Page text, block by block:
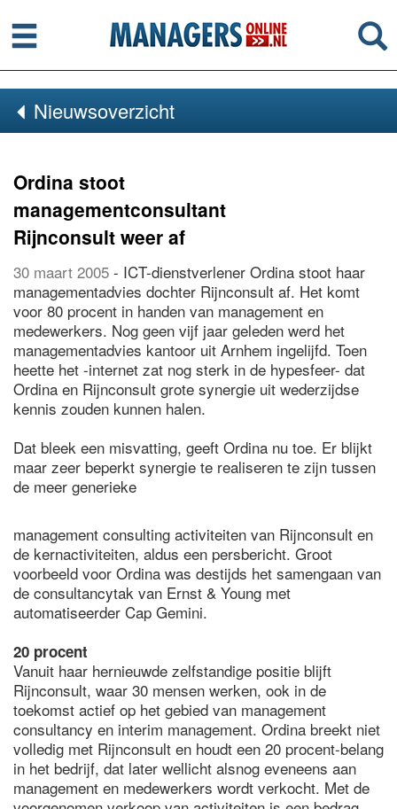
Menu
Nieuwsoverzicht
Ordina stoot
managementconsultant
Rijnconsult weer af
30 maart 2005 - ICT-dienstverlener Ordina stoot haar
managementadvies dochter Rijnconsult af. Het komt
voor 80 procent in handen van management en
medewerkers. Nog geen vijf jaar geleden werd het
managementadvies kantoor uit Arnhem ingelijfd. Toen
heette het -internet zat nog sterk in de hypesfeer- dat
Ordina en Rijnconsult grote synergie uit wederzijdse
kennis zouden kunnen halen.
Dat bleek een misvatting, geeft Ordina nu toe. Er blijkt
maar zeer beperkt synergie te realiseren te zijn tussen
de meer generieke
management consulting activiteiten van Rijnconsult en
de kernactiviteiten, aldus een persbericht. Groot
voorbeeld voor Ordina was destijds het samengaan van
de consultancytak van Ernst & Young met
automatiseerder Cap Gemini.
20 procent
Vanuit haar hernieuwde zelfstandige positie blijft
Rijnconsult, waar 30 mensen werken, ook in de
toekomst actief op het gebied van management
consultancy en interim management. Ordina breekt niet
volledig met Rijnconsult en houdt een 20 procent-belang
in het bedrijf, dat later wellicht alsnog eveneens aan
management en medewerkers wordt verkocht. Met de